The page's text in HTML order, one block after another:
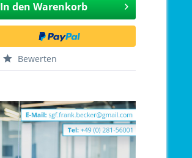
In den Warenkorb
Bewerten